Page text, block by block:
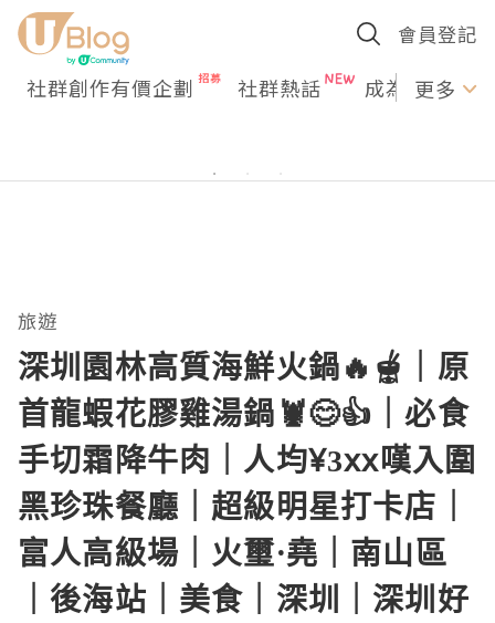
會員登記
社群創作有價企劃 社群熱話 成為U更多
旅遊
深圳園林高質海鮮火鍋🔥🫕｜原
首龍蝦花膠雞湯鍋🦞😊👍｜必食
手切霜降牛肉｜人均¥3xx嘆入圍
黑珍珠餐廳｜超級明星打卡店｜
富人高級場｜火璽·堯｜南山區
｜後海站｜美食｜深圳｜深圳好